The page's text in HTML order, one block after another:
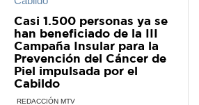
Casi 1.500 personas ya se
han beneficiado de la III
Campaña Insular para la
Prevención del Cáncer de
Piel impulsada por el
Cabildo
REDACCIÓN MTV